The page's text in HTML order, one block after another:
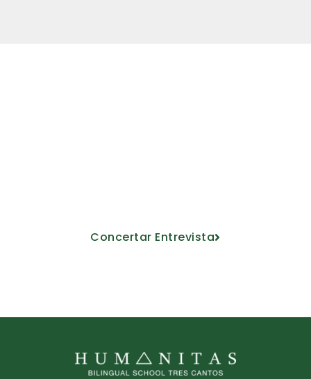
Concertar Entrevista